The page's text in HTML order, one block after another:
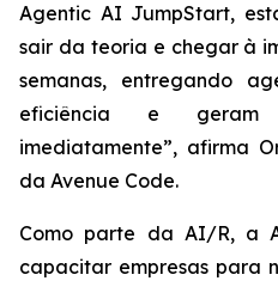
Agentic AI JumpStart,
sair da teoria e chegar à
semanas, entregando
eficiência e
imediatamente”, afirma
da Avenue Code.
Como parte da AI/R, a
capacitar empresas para